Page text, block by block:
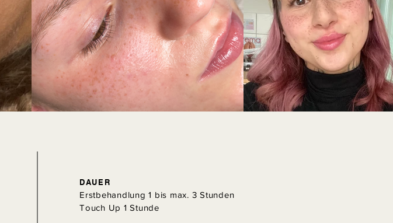
DAUER
Erstbehandlung 1 bis max. 3 Stunden
Touch Up 1 Stunde